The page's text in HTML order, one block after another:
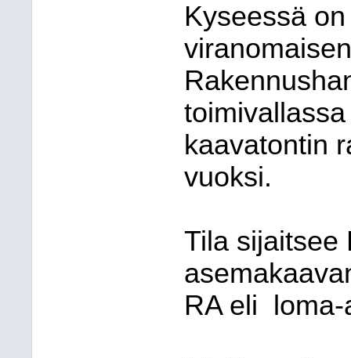
Kyseessä
kaavatontin
vuoksi.
Tila sijaitsee
RA eli